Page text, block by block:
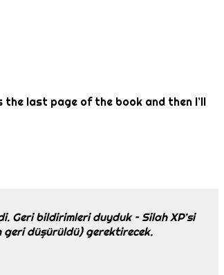
last page of the book and then I’ll
Geri bildirimleri duyduk – Silah XP’si
geri düşürüldü) gerektirecek.